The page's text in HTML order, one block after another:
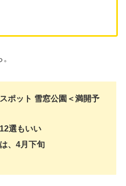
ポット 雪窓公園＜満開予
選もいい
、4月下旬